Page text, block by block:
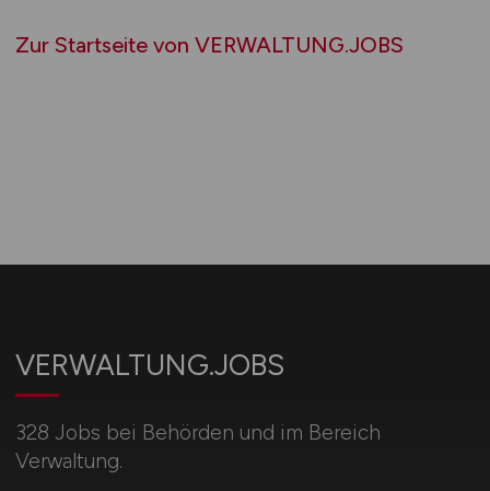
Zur Startseite von VERWALTUNG.JOBS
VERWALTUNG.JOBS
328 Jobs bei Behörden und im Bereich
Verwaltung.